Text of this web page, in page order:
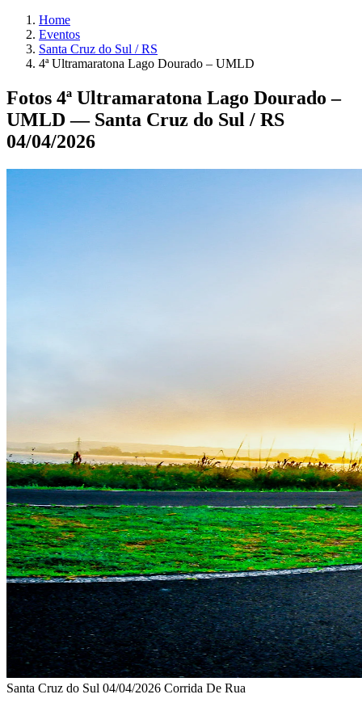
Home
Eventos
Santa Cruz do Sul / RS
4ª Ultramaratona Lago Dourado – UMLD
Fotos 4ª Ultramaratona Lago Dourado –
UMLD — Santa Cruz do Sul / RS
04/04/2026
Santa Cruz do Sul 04/04/2026 Corrida De Rua